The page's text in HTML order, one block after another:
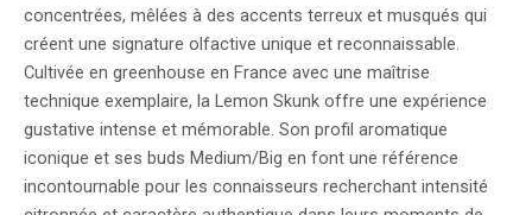
concentrées, mêlées à des accents terreux et musqués qui
créent une signature olfactive unique et reconnaissable.
Cultivée en greenhouse en France avec une maîtrise
technique exemplaire, la Lemon Skunk offre une expérience
gustative intense et mémorable. Son profil aromatique
iconique et ses buds Medium/Big en font une référence
incontournable pour les connaisseurs recherchant intensité